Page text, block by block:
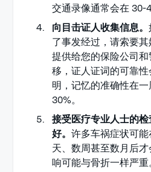
交通录像通常会在 30-
向目击证人收集信息。
了事发经过，请索要
提供给您的保险公司
移，证人证词的可靠
明，记忆的准确性在
30%。
接受医疗专业人士的
好。许多车祸症状可
天、数周甚至数月后
响可能与骨折一样严